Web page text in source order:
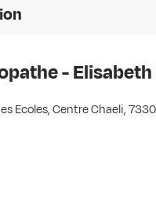
-
Ecoles, Centre Chaeli,